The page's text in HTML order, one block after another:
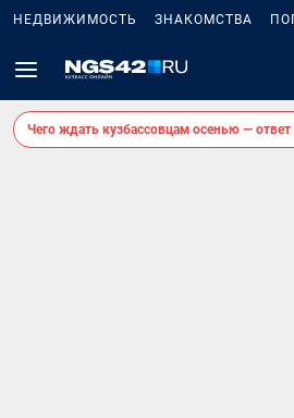
НЕДВИЖИМОСТЬ ЗНАКОМСТВА
Чего ждать кузбассовцам осенью —